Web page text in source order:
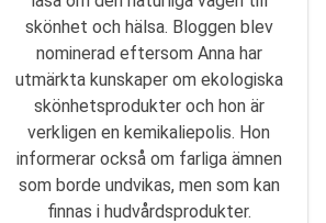
skönhet och hälsa. Bloggen blev
nominerad eftersom Anna har
utmärkta kunskaper om ekologiska
skönhetsprodukter och hon är
verkligen en kemikaliepolis. Hon
informerar också om farliga ämnen
som borde undvikas, men som kan
finnas i hudvårdsprodukter.